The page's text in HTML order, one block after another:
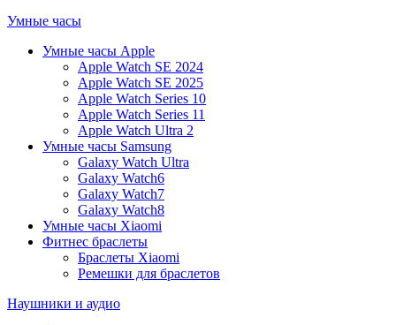
Умные часы
Умные часы Apple
Apple Watch SE 2024
Apple Watch SE 2025
Apple Watch Series 10
Apple Watch Series 11
Apple Watch Ultra 2
Умные часы Samsung
Galaxy Watch Ultra
Galaxy Watch6
Galaxy Watch7
Galaxy Watch8
Умные часы Xiaomi
Фитнес браслеты
Браслеты Xiaomi
Ремешки для браслетов
Наушники и аудио